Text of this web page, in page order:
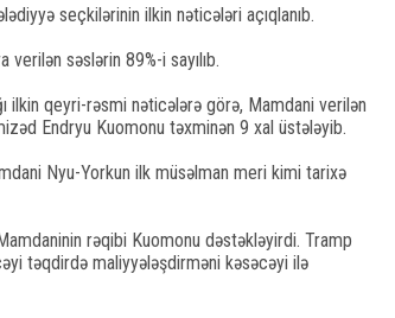
seçkilərinin ilkin nəticələri açıqlanıb.
səslərin 89%-i sayılıb.
ilkin qeyri-rəsmi nəticələrə görə, Mamdani verilən
Endryu Kuomonu təxminən 9 xal üstələyib.
Nyu-Yorkun ilk müsəlman meri kimi tarixə
rəqibi Kuomonu dəstəkləyirdi. Tramp
təqdirdə maliyyələşdirməni kəsəcəyi ilə